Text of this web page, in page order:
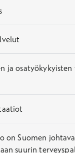
ja
on Suomen
suurin